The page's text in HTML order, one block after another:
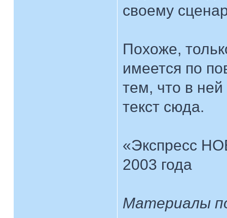
своему
Похоже,
имеется по
тем, что в
текст сюда.
«Экспресс
2003 года
Материалы